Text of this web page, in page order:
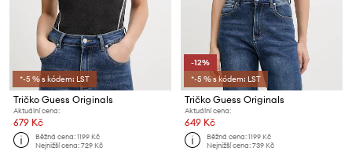
*-5 % s kódem: LST
Tričko Guess Originals
Aktuální cena:
679 Kč
Běžná cena:1199 Kč
Nejnižší cena:729 Kč
-12%
*-5 % s kódem: LST
Tričko Guess Originals
Aktuální cena:
649 Kč
Běžná cena:1199 Kč
Nejnižší cena:739 Kč